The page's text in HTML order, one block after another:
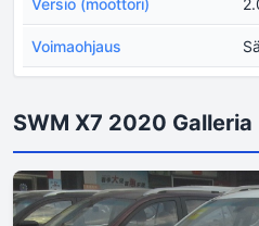
Voimaohjaus
SWM X7 2020 Galleria